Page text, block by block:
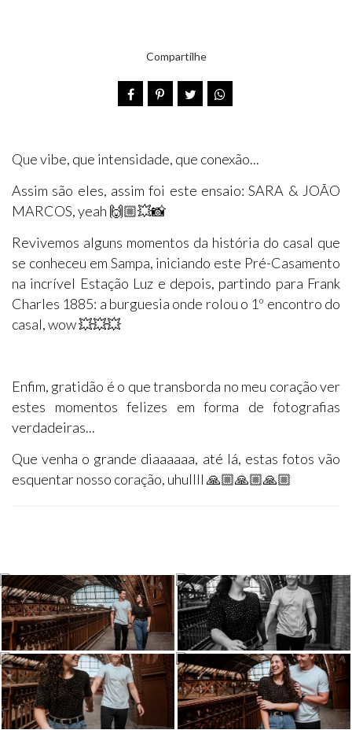
Compartilhe
Que vibe, que intensidade, que conexão...
Assim são eles, assim foi este ensaio: SARA & JOÃO
MARCOS, yeah 🙌🏼💥📸
Revivemos alguns momentos da história do casal que
se conheceu em Sampa, iniciando este Pré-Casamento
na incrível Estação Luz e depois, partindo para Frank
Charles 1885: a burguesia onde rolou o 1º encontro do
casal, wow 💥💥💥
Enfim, gratidão é o que transborda no meu coração ver
estes momentos felizes em forma de fotografias
verdadeiras...
Que venha o grande diaaaaaa, até lá, estas fotos vão
esquentar nosso coração, uhullll 🙏🏼🙏🏼🙏🏼